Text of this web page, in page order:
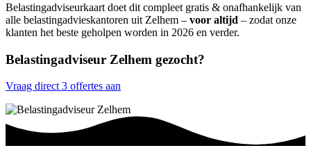
Belastingadviseurkaart doet dit compleet gratis & onafhankelijk van
alle belastingadvieskantoren uit Zelhem – voor altijd – zodat onze
klanten het beste geholpen worden in 2026 en verder.
Belastingadviseur Zelhem gezocht?
Vraag direct 3 offertes aan